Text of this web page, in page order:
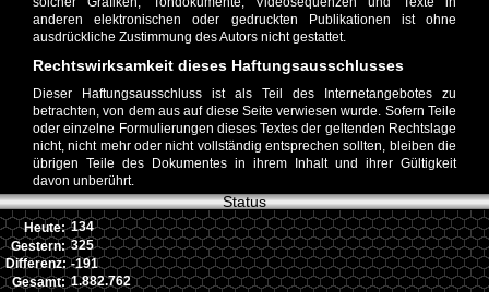
anderen elektronischen oder gedruckten Publikationen ist ohne
ausdrückliche Zustimmung des Autors nicht gestattet.
Rechtswirksamkeit dieses Haftungsausschlusses
Dieser Haftungsausschluss ist als Teil des Internetangebotes zu
betrachten, von dem aus auf diese Seite verwiesen wurde. Sofern Teile
oder einzelne Formulierungen dieses Textes der geltenden Rechtslage
nicht, nicht mehr oder nicht vollständig entsprechen sollten, bleiben die
übrigen Teile des Dokumentes in ihrem Inhalt und ihrer Gültigkeit
davon unberührt.
Status
Heute: 134
Gestern: 325
Differenz: -191
Gesamt: 1.882.762